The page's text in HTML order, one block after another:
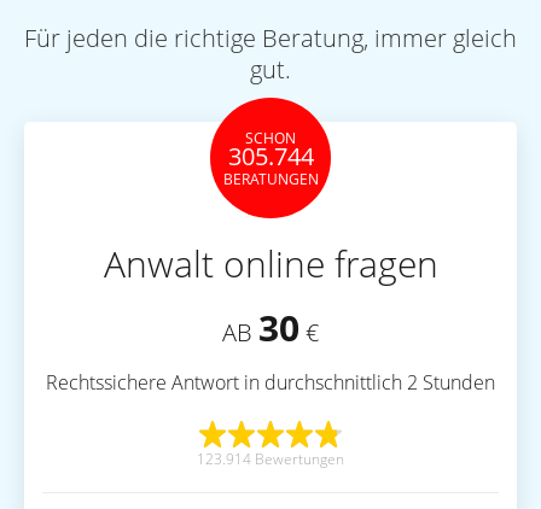
Für jeden die richtige Beratung, immer gleich
gut.
SCHON
305.744
BERATUNGEN
Anwalt online fragen
AB 30 €
Rechtssichere Antwort in durchschnittlich 2 Stunden
123.914 Bewertungen